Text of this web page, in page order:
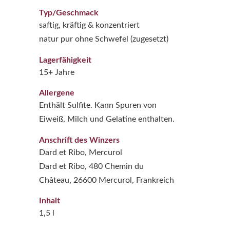
Typ/Geschmack
saftig, kräftig & konzentriert
natur pur ohne Schwefel (zugesetzt)
Lagerfähigkeit
15+ Jahre
Allergene
Enthält Sulfite. Kann Spuren von
Eiweiß, Milch und Gelatine enthalten.
Anschrift des Winzers
Dard et Ribo, Mercurol
Dard et Ribo, 480 Chemin du
Château, 26600 Mercurol, Frankreich
Inhalt
1,5 l